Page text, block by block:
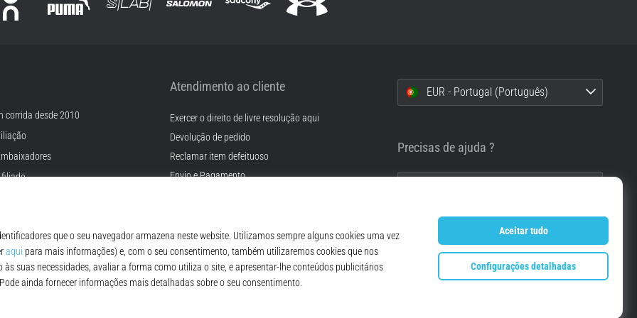
corrida desde 2010
Atendimento ao cliente
Exercer o direito de livre resolução aqui
Devolução de pedido
Reclamar item defeituoso
Envio e Pagamento
FAQ - Perguntas Frequentes
Regulamento de Proteção de Dados Pessoais
EUR - Portugal (Português)
Precisas de ajuda ?